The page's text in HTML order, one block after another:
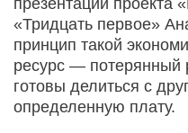
«Тридцать первое»
принцип такой
ресурс — потерянный
готовы делиться с
определенную плату.